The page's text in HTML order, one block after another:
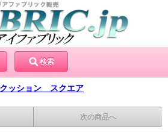
検索
ッション スクエア
次の商品へ